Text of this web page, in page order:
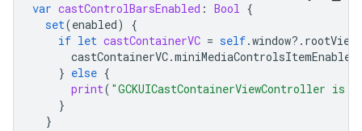
var castControlBarsEnabled : Bool {
set(enabled)
{
if let castContainerVC = self.window?.
castContainerVC.miniMediaControlsItemEnabled
} else {
print( "GCKUICastContainerViewController
}
}